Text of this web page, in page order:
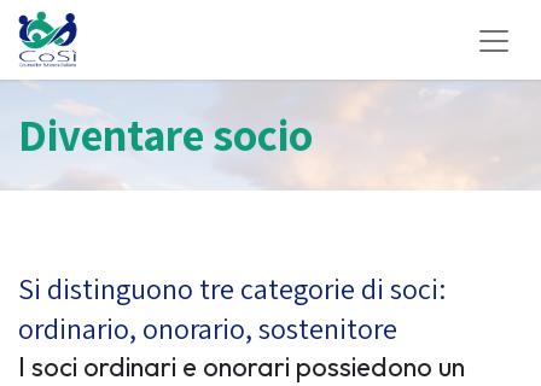
Diventare socio
Si distinguono tre categorie di soci:
ordinario, onorario, sostenitore
I soci ordinari e onorari possiedono un